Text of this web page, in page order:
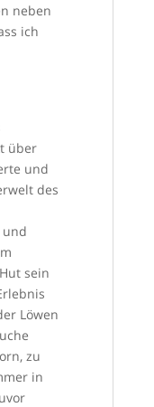
neben
ich
über
und
des
und
sein
Löwen
zu
in